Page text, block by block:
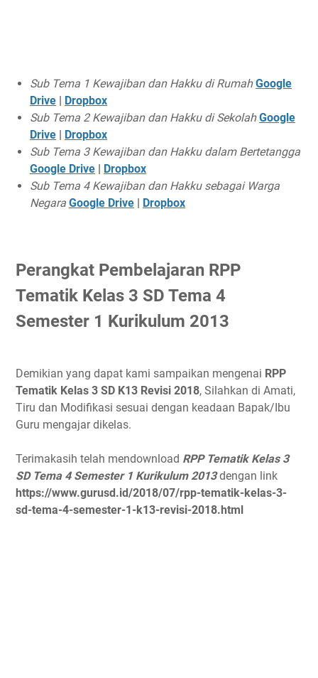
Sub Tema 1 Kewajiban dan Hakku di Rumah Google
Drive | Dropbox
Sub Tema 2 Kewajiban dan Hakku di Sekolah Google
Drive | Dropbox
Sub Tema 3 Kewajiban dan Hakku dalam Bertetangga
Google Drive | Dropbox
Sub Tema 4 Kewajiban dan Hakku sebagai Warga
Negara Google Drive | Dropbox
Perangkat Pembelajaran RPP
Tematik Kelas 3 SD Tema 4
Semester 1 Kurikulum 2013
Demikian yang dapat kami sampaikan mengenai RPP
Tematik Kelas 3 SD K13 Revisi 2018, Silahkan di Amati,
Tiru dan Modifikasi sesuai dengan keadaan Bapak/Ibu
Guru mengajar dikelas.
Terimakasih telah mendownload RPP Tematik Kelas 3
SD Tema 4 Semester 1 Kurikulum 2013dengan link
https://www.gurusd.id/2018/07/rpp-tematik-kelas-3-
sd-tema-4-semester-1-k13-revisi-2018.html